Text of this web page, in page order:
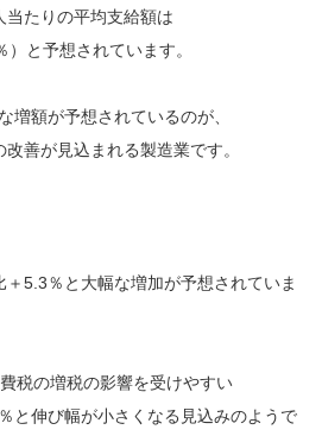
当たりの平均支給額は
）と予想されています。
増額が予想されているのが、
善が見込まれる製造業です。
＋5.3％と大幅な増加が予想されていま
税の増税の影響を受けやすい
と伸び幅が小さくなる見込みのようで